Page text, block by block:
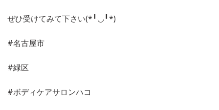
ぜひ受けてみて下さい(*╹◡╹*)
#名古屋市
#緑区
#ボディケアサロンハコ